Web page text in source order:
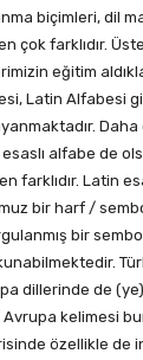
biçimleri, dil
çok farklıdır.
eğitim
Latin Alfabesi
Daha
alfabe de
farklıdır. Latin
bir harf /
bir
dillerinde de
kelimesi
özellikle de